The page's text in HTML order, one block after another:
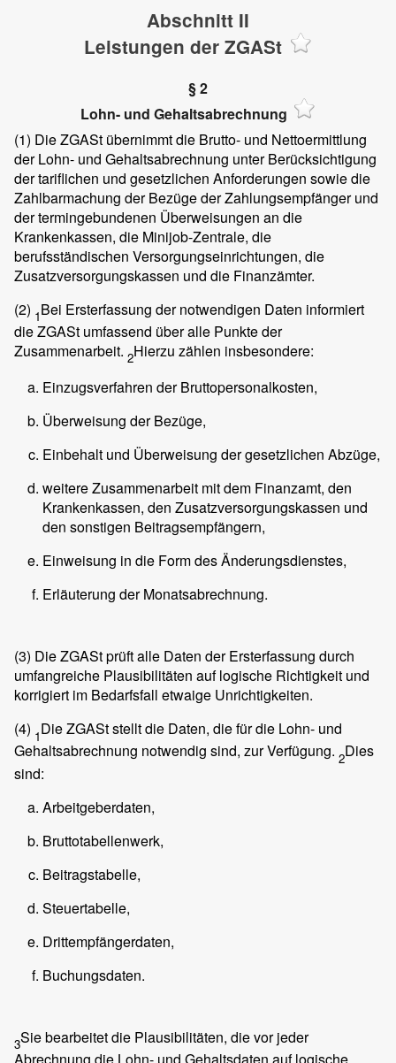
Abschnitt II
Leistungen der ZGASt
§ 2
Lohn- und Gehaltsabrechnung
(1) Die ZGASt übernimmt die Brutto- und Nettoermittlung
der Lohn- und Gehaltsabrechnung unter Berücksichtigung
der tariflichen und gesetzlichen Anforderungen sowie die
Zahlbarmachung der Bezüge der Zahlungsempfänger und
der termingebundenen Überweisungen an die
Krankenkassen, die Minijob-Zentrale, die
berufsständischen Versorgungseinrichtungen, die
Zusatzversorgungskassen und die Finanzämter.
(2) 1Bei Ersterfassung der notwendigen Daten informiert
die ZGASt umfassend über alle Punkte der
Zusammenarbeit. 2Hierzu zählen insbesondere:
Einzugsverfahren der Bruttopersonalkosten,
Überweisung der Bezüge,
Einbehalt und Überweisung der gesetzlichen Abzüge,
weitere Zusammenarbeit mit dem Finanzamt, den
Krankenkassen, den Zusatzversorgungskassen und
den sonstigen Beitragsempfängern,
Einweisung in die Form des Änderungsdienstes,
Erläuterung der Monatsabrechnung.
(3) Die ZGASt prüft alle Daten der Ersterfassung durch
umfangreiche Plausibilitäten auf logische Richtigkeit und
korrigiert im Bedarfsfall etwaige Unrichtigkeiten.
(4) 1Die ZGASt stellt die Daten, die für die Lohn- und
Gehaltsabrechnung notwendig sind, zur Verfügung. 2Dies
sind:
Arbeitgeberdaten,
Bruttotabellenwerk,
Beitragstabelle,
Steuertabelle,
Drittempfängerdaten,
Buchungsdaten.
3Sie bearbeitet die Plausibilitäten, die vor jeder
Abrechnung die Lohn- und Gehaltsdaten auf logische